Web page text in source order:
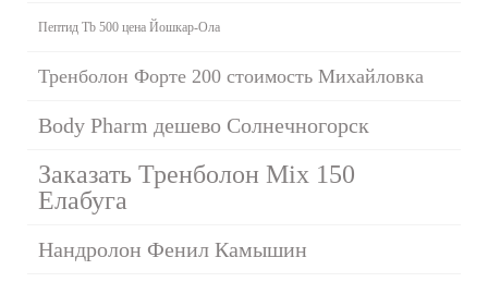
Пептид Tb 500 цена Йошкар-Ола
Тренболон Форте 200 стоимость Михайловка
Body Pharm дешево Солнечногорск
Заказать Тренболон Mix 150
Елабуга
Нандролон Фенил Камышин